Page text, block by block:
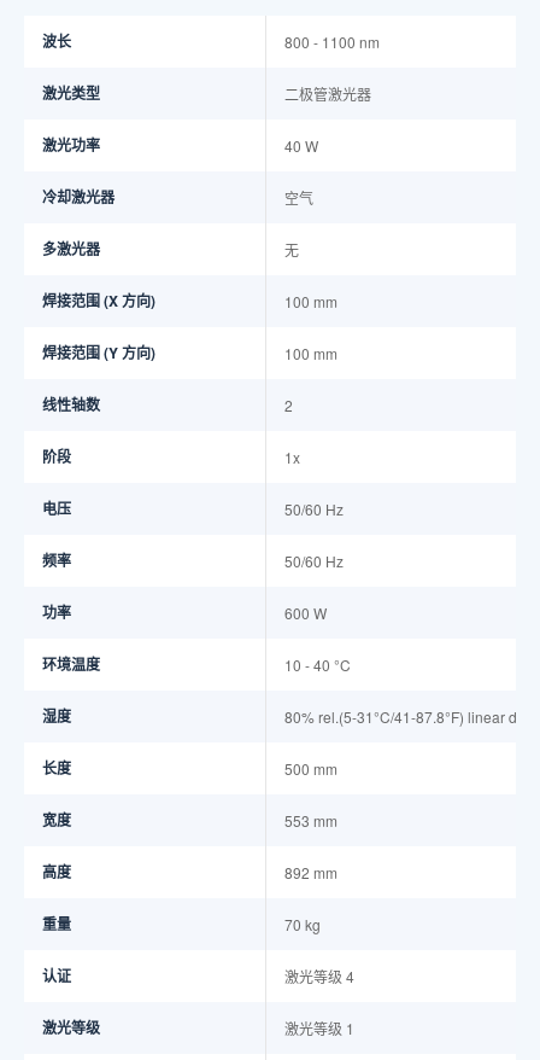
波长 800 - 1100 nm
激光类型 二极管激光器
激光功率 40 W
冷却激光器 空气
多激光器 无
焊接范围 (X 方向) 100 mm
焊接范围 (Y 方向) 100 mm
线性轴数 2
阶段 1x
电压 50/60 Hz
频率 50/60 Hz
功率 600 W
环境温度 10 - 40 °C
湿度 80% rel.(5-31°C/41-87.8°F) linear
长度 500 mm
宽度 553 mm
高度 892 mm
重量 70 kg
认证 激光等级 4
激光等级 激光等级 1